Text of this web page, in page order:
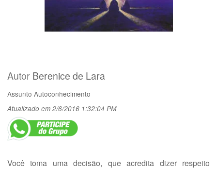
Autor Berenice de Lara
Assunto Autoconhecimento
Atualizado em 2/6/2016 1:32:04 PM
Você toma uma decisão, que acredita dizer respeito